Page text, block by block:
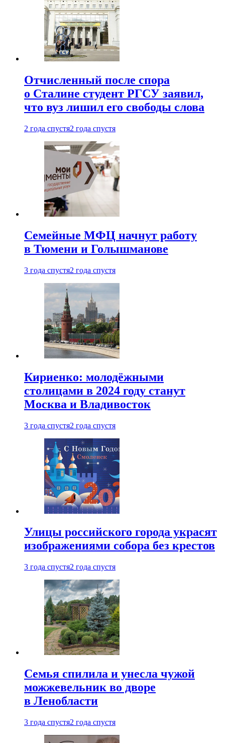
Отчисленный после спора
о Сталине студент РГСУ заявил,
что вуз лишил его свободы слова
2 года спустя2 года спустя
Семейные МФЦ начнут работу
в Тюмени и Голышманове
3 года спустя2 года спустя
Кириенко: молодёжными
столицами в 2024 году станут
Москва и Владивосток
3 года спустя2 года спустя
Улицы российского города украсят
изображениями собора без крестов
3 года спустя2 года спустя
Семья спилила и унесла чужой
можжевельник во дворе
в Ленобласти
3 года спустя2 года спустя